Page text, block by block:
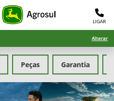
LIGAR
Alterar
Peças Garantia